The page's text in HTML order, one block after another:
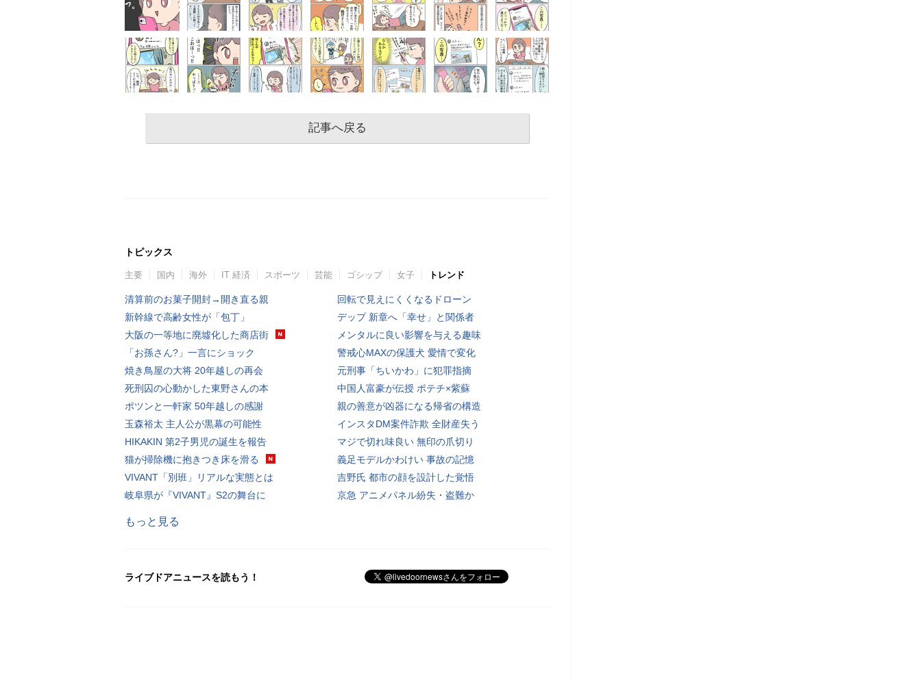
記事へ戻る
トピックス
主要 国内 海外 IT 経済 スポーツ 芸能 ゴシップ 女子 トレンド
清算前のお菓子開封→開き直る親
新幹線で高齢女性が「包丁」
大阪の一等地に廃墟化した商店街
「お孫さん?」一言にショック
焼き鳥屋の大将 20年越しの再会
死刑囚の心動かした東野さんの本
ポツンと一軒家 50年越しの感謝
玉森裕太 主人公が黒幕の可能性
HIKAKIN 第2子男児の誕生を報告
猫が掃除機に抱きつき床を滑る
VIVANT「別班」リアルな実態とは
岐阜県が『VIVANT』S2の舞台に
回転で見えにくくなるドローン
デップ 新章へ「幸せ」と関係者
メンタルに良い影響を与える趣味
警戒心MAXの保護犬 愛情で変化
元刑事「ちいかわ」に犯罪指摘
中国人富豪が伝授 ポテチ×紫蘇
親の善意が凶器になる帰省の構造
インスタDM案件詐欺 全財産失う
マジで切れ味良い 無印の爪切り
義足モデルかわけい 事故の記憶
吉野氏 都市の顔を設計した覚悟
京急 アニメパネル紛失・盗難か
もっと見る
ライブドアニュースを読もう！